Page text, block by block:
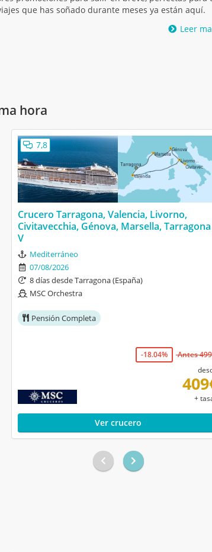
que has soñado durante meses ya están aquí.
hora
7,8
Crucero Tarragona, Valencia, Livorno,
Civitavecchia, Génova, Marsella, Tarragona
V
Mediterráneo
07/08/2026
8 días desde Tarragona (España)
MSC Orchestra
Pensión Completa
-18.04%
Antes
+
Ver crucero